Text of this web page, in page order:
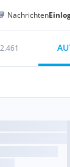
Nachrichten